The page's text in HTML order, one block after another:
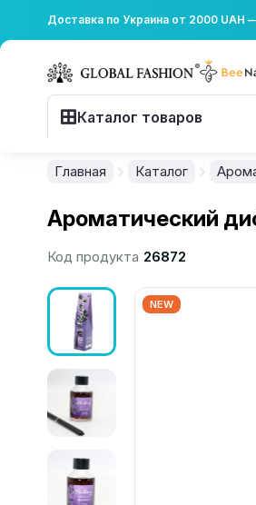
Доставка по Украина от 2000 UAH
Каталог товаров
Главная Каталог
Ароматический
Код продукта 26872
NEW